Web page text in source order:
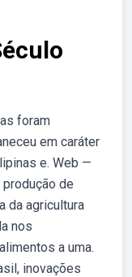
foram
em caráter
e. Web —
de
da agricultura
nos
a uma.
inovações